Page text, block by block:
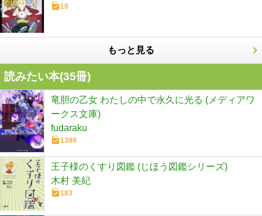
18
もっと見る
読みたい本(35冊)
竜胆の乙女 わたしの中で永久に光る (メディアワ
ークス文庫)
fudaraku
1399
王子様のくすり図鑑 (じほう図鑑シリーズ)
木村 美紀
183